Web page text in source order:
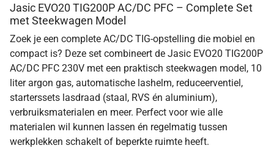
Jasic EVO20 TIG200P AC/DC PFC – Complete Set
met Steekwagen Model
Zoek je een complete AC/DC TIG-opstelling die mobiel en
compact is? Deze set combineert de Jasic EVO20 TIG200P
AC/DC PFC 230V met een praktisch steekwagen model, 10
liter argon gas, automatische lashelm, reduceerventiel,
starterssets lasdraad (staal, RVS én aluminium),
verbruiksmaterialen en meer. Perfect voor wie alle
materialen wil kunnen lassen én regelmatig tussen
werkplekken schakelt of beperkte ruimte heeft.